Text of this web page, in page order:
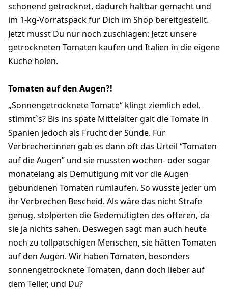
schonend getrocknet, dadurch haltbar gemacht und
im 1-kg-Vorratspack für Dich im Shop bereitgestellt.
Jetzt musst Du nur noch zuschlagen: Jetzt unsere
getrockneten Tomaten kaufen und Italien in die eigene
Küche holen.
Tomaten auf den Augen?!
„Sonnengetrocknete Tomate“ klingt ziemlich edel,
stimmt`s? Bis ins späte Mittelalter galt die Tomate in
Spanien jedoch als Frucht der Sünde. Für
Verbrecher:innen gab es dann oft das Urteil “Tomaten
auf die Augen” und sie mussten wochen- oder sogar
monatelang als Demütigung mit vor die Augen
gebundenen Tomaten rumlaufen. So wusste jeder um
ihr Verbrechen Bescheid. Als wäre das nicht Strafe
genug, stolperten die Gedemütigten des öfteren, da
sie ja nichts sahen. Deswegen sagt man auch heute
noch zu tollpatschigen Menschen, sie hätten Tomaten
auf den Augen. Wir haben Tomaten, besonders
sonnengetrocknete Tomaten, dann doch lieber auf
dem Teller, und Du?